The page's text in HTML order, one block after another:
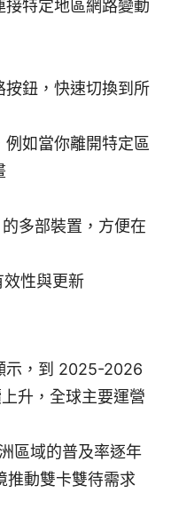
特定地區網路變動
鈕，快速切換到所
如當你離開特定區
多部裝置，方便在
性與更新
示，到 2025-2026
升，全球主要運營
區域的普及率逐年
推動雙卡雙待需求